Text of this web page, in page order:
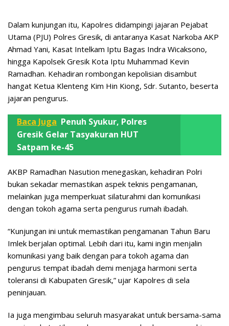
Dalam kunjungan itu, Kapolres didampingi jajaran Pejabat
Utama (PJU) Polres Gresik, di antaranya Kasat Narkoba AKP
Ahmad Yani, Kasat Intelkam Iptu Bagas Indra Wicaksono,
hingga Kapolsek Gresik Kota Iptu Muhammad Kevin
Ramadhan. Kehadiran rombongan kepolisian disambut
hangat Ketua Klenteng Kim Hin Kiong, Sdr. Sutanto, beserta
jajaran pengurus.
Baca Juga Penuh Syukur, Polres
Gresik Gelar Tasyakuran HUT
Satpam ke-45
AKBP Ramadhan Nasution menegaskan, kehadiran Polri
bukan sekadar memastikan aspek teknis pengamanan,
melainkan juga memperkuat silaturahmi dan komunikasi
dengan tokoh agama serta pengurus rumah ibadah.
“Kunjungan ini untuk memastikan pengamanan Tahun Baru
Imlek berjalan optimal. Lebih dari itu, kami ingin menjalin
komunikasi yang baik dengan para tokoh agama dan
pengurus tempat ibadah demi menjaga harmoni serta
toleransi di Kabupaten Gresik,” ujar Kapolres di sela
peninjauan.
Ia juga mengimbau seluruh masyarakat untuk bersama-sama